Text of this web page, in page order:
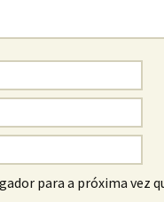
para a próxima vez